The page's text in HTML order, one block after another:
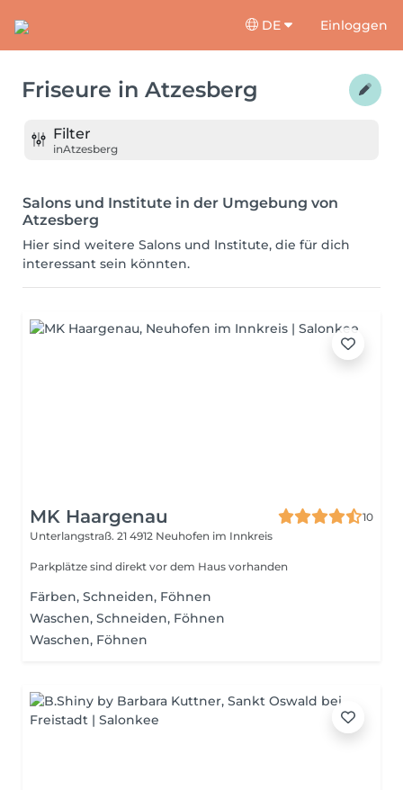
DE Einloggen
Friseure in Atzesberg
Filter
inAtzesberg
Salons und Institute in der Umgebung von
Atzesberg
Hier sind weitere Salons und Institute, die für dich
interessant sein könnten.
MK Haargenau
10
Unterlangstraß. 21 4912 Neuhofen im Innkreis
Parkplätze sind direkt vor dem Haus vorhanden
Färben, Schneiden, Föhnen
Waschen, Schneiden, Föhnen
Waschen, Föhnen